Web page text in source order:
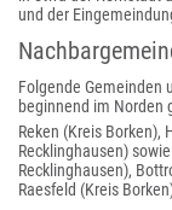
und der
Folgende Gemeinden
beginnend im Norden
Reken (Kreis Borken),
Recklinghausen)
Recklinghausen),
Raesfeld (Kreis